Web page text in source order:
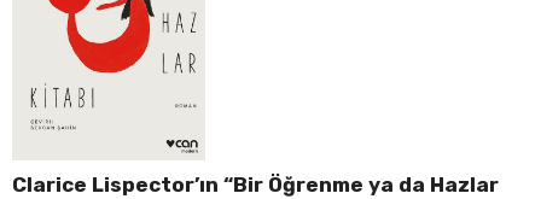
Clarice Lispector’ın “Bir Öğrenme ya da Hazlar